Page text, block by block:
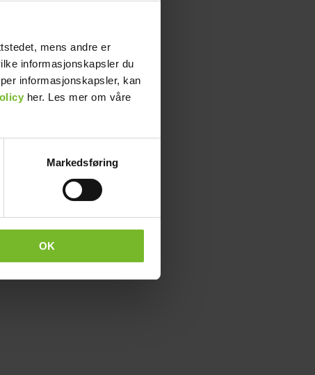
mens andre er
informasjonskapsler du
informasjonskapsler, kan
her. Les mer om våre
Markedsføring
OK